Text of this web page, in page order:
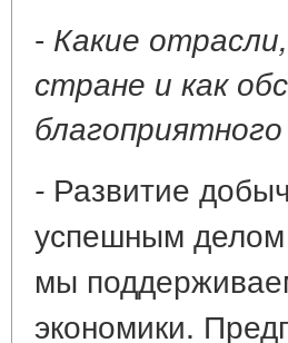
- Какие
стране и как
- Развитие
успешным делом
мы
экономики.